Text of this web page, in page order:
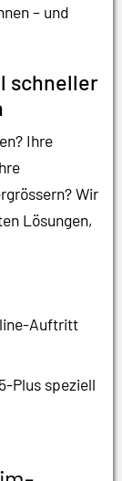
– und
schneller
Ihre
Wir
Lösungen,
Auftritt
Plus speziell